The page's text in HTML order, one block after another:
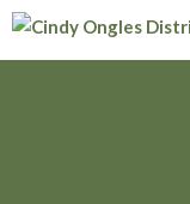
Aller